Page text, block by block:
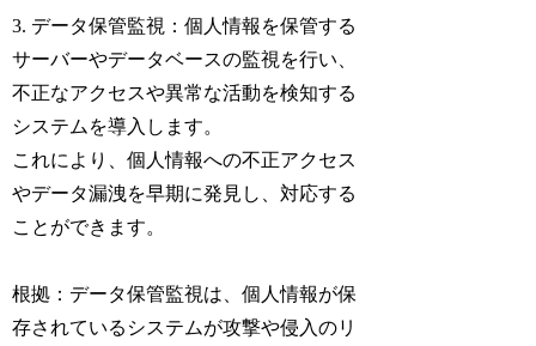
3. データ保管監視：個人情報を保管する
サーバーやデータベースの監視を行い、
不正なアクセスや異常な活動を検知する
システムを導入します。
これにより、個人情報への不正アクセス
やデータ漏洩を早期に発見し、対応する
ことができます。
根拠：データ保管監視は、個人情報が保
存されているシステムが攻撃や侵入のリ